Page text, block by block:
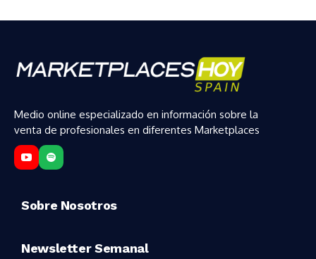
Medio online especializado en información sobre la
venta de profesionales en diferentes Marketplaces
Sobre Nosotros
Newsletter Semanal